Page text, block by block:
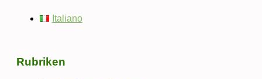
Italiano
Rubriken